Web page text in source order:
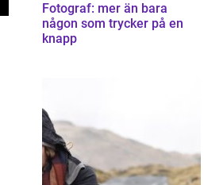
Fotograf: mer än bara
någon som trycker på en
knapp